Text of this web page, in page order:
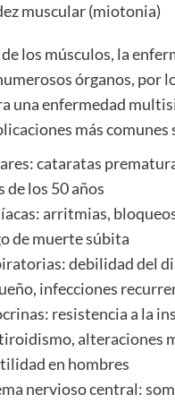
muscular (miotonia)
los músculos, la
órganos, por
una enfermedad
más comunes
cataratas
de los 50 años
arritmias,
de muerte súbita
debilidad del
infecciones
resistencia a la
alteraciones
en hombres
nervioso central: